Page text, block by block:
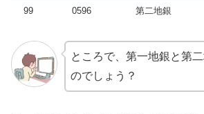
99
0596 第二地銀
ところで、第一地銀と第
のでしょう？